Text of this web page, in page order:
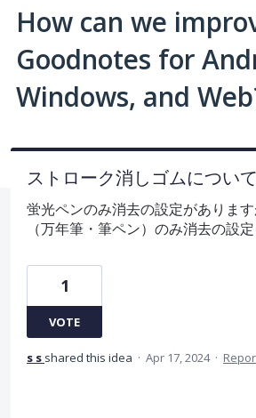
How can we
Goodnotes for
Windows, and
ストローク消しゴムについて
蛍光ペンのみ消去の設定がありま
（万年筆・筆ペン）のみ消去の設
1
VOTE
s s shared this idea · Apr 17, 2024 ·